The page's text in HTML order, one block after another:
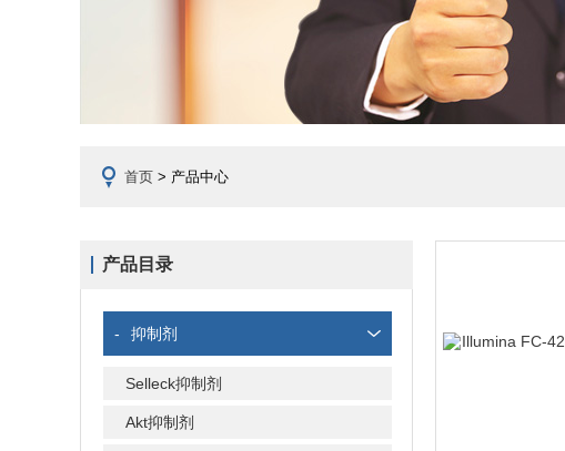
首页 > 产品中心
产品目录
- 抑制剂
Selleck抑制剂
Akt抑制剂